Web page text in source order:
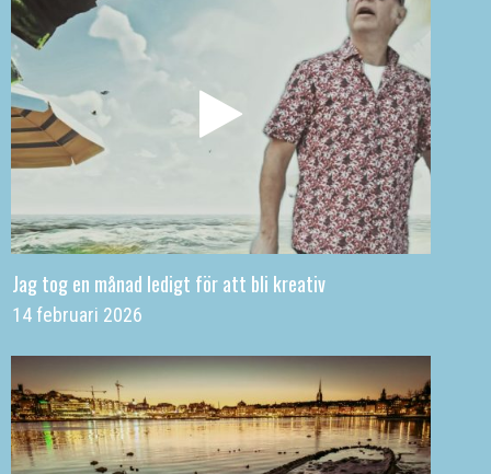
Jag tog en månad ledigt för att bli kreativ
14 februari 2026